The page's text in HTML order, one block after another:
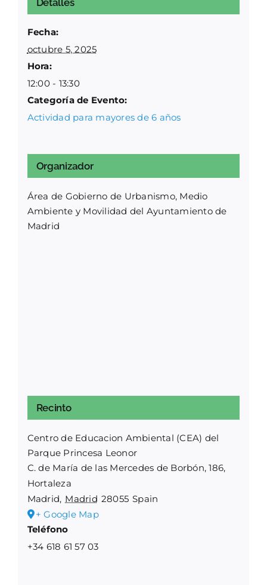
Fecha:
octubre 5, 2025
Hora:
12:00 - 13:30
Categoría de Evento:
Actividad para mayores de 6 años
Organizador
Área de Gobierno de Urbanismo, Medio
Ambiente y Movilidad del Ayuntamiento de
Madrid
Recinto
Centro de Educacion Ambiental (CEA) del
Parque Princesa Leonor
C. de María de las Mercedes de Borbón, 186,
Hortaleza
Madrid, Madrid 28055 Spain
+ Google Map
Teléfono
+34 618 61 57 03